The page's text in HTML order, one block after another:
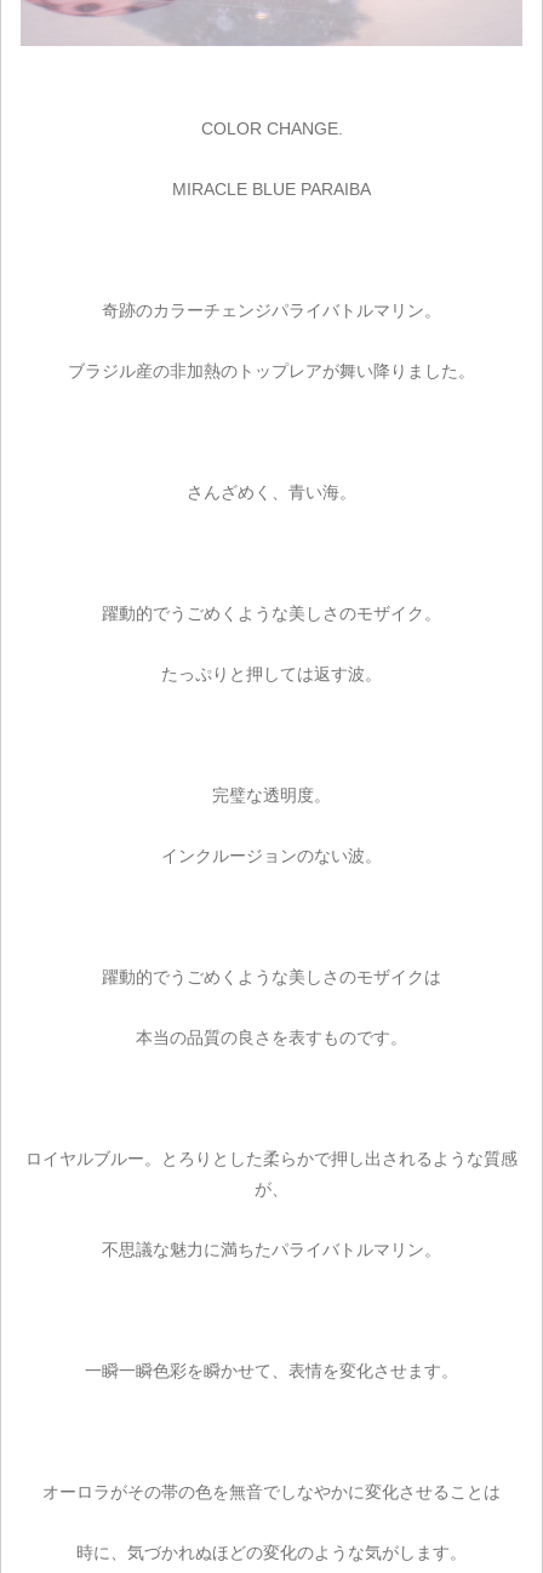
COLOR CHANGE.
MIRACLE BLUE PARAIBA
奇跡のカラーチェンジパライバトルマリン。
ブラジル産の非加熱のトップレアが舞い降りました。
さんざめく、青い海。
躍動的でうごめくような美しさのモザイク。
たっぷりと押しては返す波。
完璧な透明度。
インクルージョンのない波。
躍動的でうごめくような美しさのモザイクは
本当の品質の良さを表すものです。
ロイヤルブルー。とろりとした柔らかで押し出されるような質感
が、
不思議な魅力に満ちたパライバトルマリン。
一瞬一瞬色彩を瞬かせて、表情を変化させます。
オーロラがその帯の色を無音でしなやかに変化させることは
時に、気づかれぬほどの変化のような気がします。